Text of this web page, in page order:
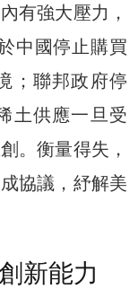
有強大壓力，
中國停止購買
；聯邦政府停
土供應一旦受
。衡量得失，
協議，紓解美
新能力